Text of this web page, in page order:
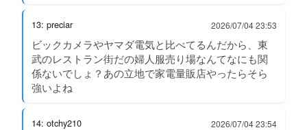
13: preciar 2026/07/04 23:53
ビックカメラやヤマダ電気と比べてるんだから、東
武のレストラン街だの婦人服売り場なんてなにも関
係ないでしょ？あの立地で家電量販店やったらそら
強いよね
14: otchy210 2026/07/04 23:54